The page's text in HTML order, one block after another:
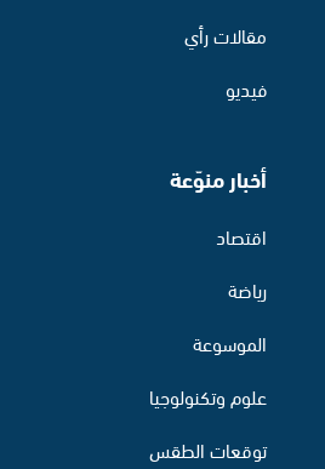
مقالات رأي
فيديو
أخبار منوّعة
اقتصاد
رياضة
الموسوعة
علوم وتكنولوجيا
توقعات الطقس